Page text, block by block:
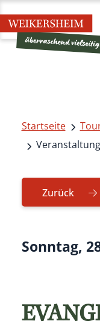
Startseite
Zurück
Sonntag,